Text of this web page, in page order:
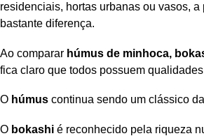
residenciais, hortas urbanas ou vasos, a
bastante diferença.
Ao comparar húmus de minhoca,
fica claro que todos possuem
O húmus continua sendo um clássico
O bokashi é reconhecido pela riqueza